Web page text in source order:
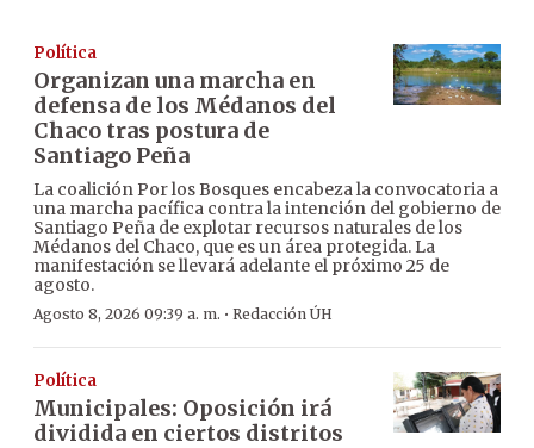
Política
Organizan una marcha en
defensa de los Médanos del
Chaco tras postura de
Santiago Peña
La coalición Por los Bosques encabeza la convocatoria a
una marcha pacífica contra la intención del gobierno de
Santiago Peña de explotar recursos naturales de los
Médanos del Chaco, que es un área protegida. La
manifestación se llevará adelante el próximo 25 de
agosto.
Agosto 8, 2026 09:39 a. m. · Redacción ÚH
Política
Municipales: Oposición irá
dividida en ciertos distritos